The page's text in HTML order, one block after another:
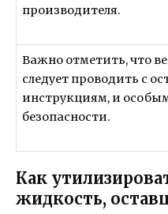
производителя.
Важно отметить, что
следует проводить с
инструкциям, и
безопасности.
Как
жидкость,